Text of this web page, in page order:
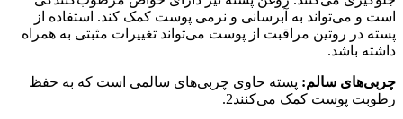
است و می‌تواند به آبرسانی و نرمی پوست کمک کند. استفاده از
پسته در روتین مراقبت از پوست می‌تواند تغییرات مثبتی به همراه
داشته باشد.
چربی‌های سالم: پسته حاوی چربی‌های سالمی است که به حفظ
رطوبت پوست کمک می‌کنند2.